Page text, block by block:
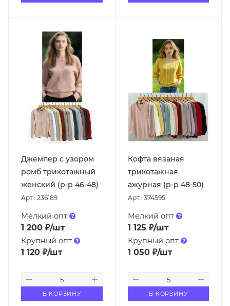
Джемпер с узором
ромб трикотажный
женский (р-р 46-48)
Арт.: 236189
Мелкий опт
1 200 ₽/шт
Крупный опт
1 120 ₽/шт
В КОРЗИНУ
Кофта вязаная
трикотажная
ажурная (р-р 48-50)
Арт.: 374595
Мелкий опт
1 125 ₽/шт
Крупный опт
1 050₽/шт
В КОРЗИНУ